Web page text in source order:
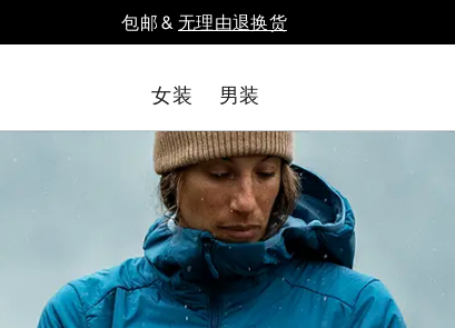
包邮 &无理由退换货
女装 男装